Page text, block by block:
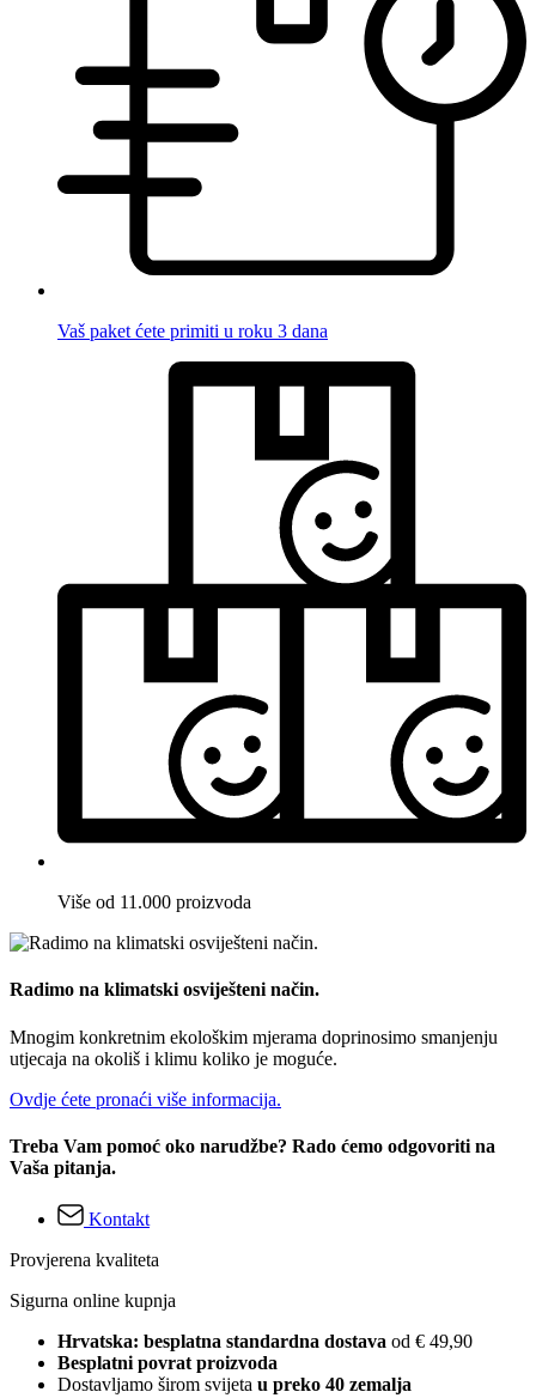
Vaš paket ćete primiti u roku 3 dana
Više od 11.000 proizvoda
Radimo na klimatski osviješteni način.
Mnogim konkretnim ekološkim mjerama doprinosimo smanjenju
utjecaja na okoliš i klimu koliko je moguće.
Ovdje ćete pronaći više informacija.
Treba Vam pomoć oko narudžbe? Rado ćemo odgovoriti na
Vaša pitanja.
Kontakt
Provjerena kvaliteta
Sigurna online kupnja
Hrvatska: besplatna standardna dostava od € 49,90
Besplatni povrat proizvoda
Dostavljamo širom svijeta u preko 40 zemalja